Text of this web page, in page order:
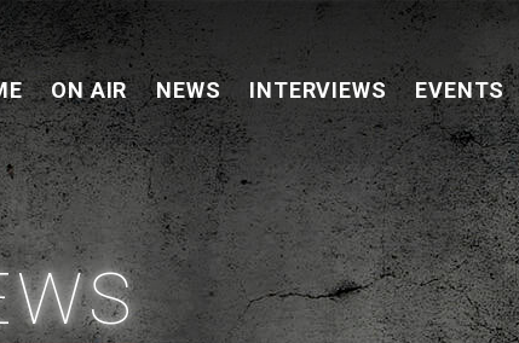
ON AIR NEWS INTERVIEWS EVENTS